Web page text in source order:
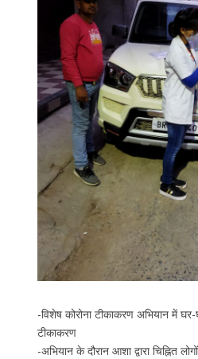
-विशेष कोरोना टीकाकरण अभियान में
टीकाकरण
-अभियान के दौरान आशा द्वारा चिह्नित